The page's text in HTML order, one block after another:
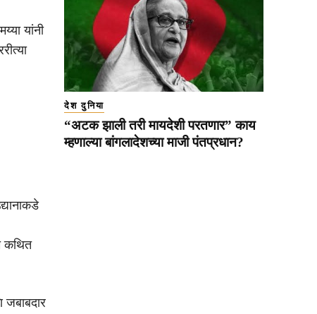
यांनी
कथित
जबाबदार
देश दुनिया
“अटक झाली तरी मायदेशी परतणार” काय
म्हणाल्या बांगलादेशच्या माजी पंतप्रधान?